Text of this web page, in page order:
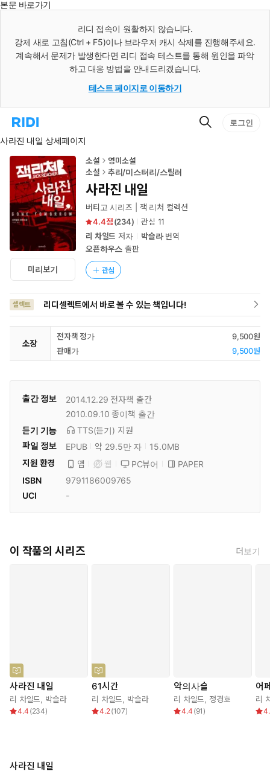
본문 바로가기
리디 접속이 원활하지 않습니다.
강제 새로 고침(Ctrl + F5)이나 브라우저 캐시 삭제를 진행해주세요.
계속해서 문제가 발생한다면 리디 접속 테스트를 통해 원인을 파악
하고 대응 방법을 안내드리겠습니다.
테스트 페이지로 이동하기
리
홈
로
이
동
검
로그인
사라진 내일 상세페이지
미리보기
소설
영미소설
소설
추리/미스터리/스릴러
사라진 내일
버티고 시리즈 | 잭 리처 컬렉션
4.4
(234) 관심 11
리 차일드 저자 박슬라번역
오픈하우스 출판
관심
셀렉트 리디셀렉트에서 바로 볼 수 있는 책입니다!
소장
전자책 정가
9,500원
판매가
9,500원
출간 정보 2014.12.29 전자책 출간
2010.09.10 종이책 출간
듣기 기능
TTS(듣기) 지원
파일 정보
EPUB 약 29.5만 자
15.0MB
지원 환경
앱 웹 PC뷰어
PAPER
ISBN
9791186009765
UCI
-
이 작품의 시리즈 더보기
사라진 내일
리 차일드 박슬라
4.4 (234)
61시간
리 차일드 박슬라
4.2(107)
악의사슬
리 차일드 정경호
4.4 (91 )
어
리
사라진 내일